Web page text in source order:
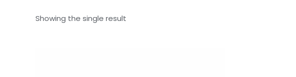
Showing the single result